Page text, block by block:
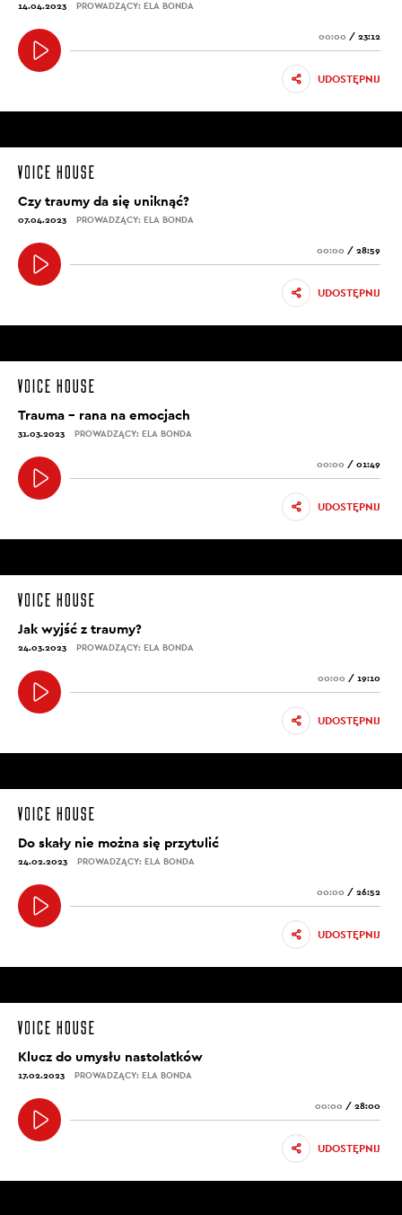
14.04.2023 PROWADZĄCY: ELA BONDA
00:00 / 23:12
UDOSTĘPNIJ
Czy traumy da się uniknąć?
07.04.2023 PROWADZĄCY: ELA BONDA
00:00 / 28:59
UDOSTĘPNIJ
Trauma – rana na emocjach
31.03.2023 PROWADZĄCY: ELA BONDA
00:00 / 01:49
UDOSTĘPNIJ
Jak wyjść z traumy?
24.03.2023 PROWADZĄCY: ELA BONDA
00:00 / 19:10
UDOSTĘPNIJ
Do skały nie można się przytulić
24.02.2023 PROWADZĄCY: ELA BONDA
00:00 / 26:52
UDOSTĘPNIJ
Klucz do umysłu nastolatków
17.02.2023 PROWADZĄCY: ELA BONDA
00:00 / 28:00
UDOSTĘPNIJ